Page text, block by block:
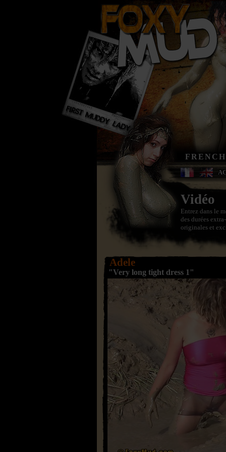
Vidéo
Entrez dans le
des durées
originales et
Adele
"Very long tight dress 1"